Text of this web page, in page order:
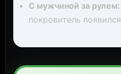
С мужчиной за рулем:
покровитель появился